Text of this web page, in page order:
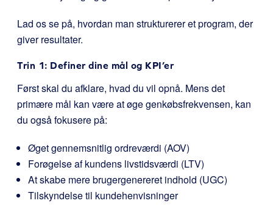
Lad os se på, hvordan man strukturerer et program, der
giver resultater.
Trin 1: Definer dine mål og KPI’er
Først skal du afklare, hvad du vil opnå. Mens det
primære mål kan være at øge genkøbsfrekvensen, kan
du også fokusere på:
Øget gennemsnitlig ordreværdi (AOV)
Forøgelse af kundens livstidsværdi (LTV)
At skabe mere brugergenereret indhold (UGC)
Tilskyndelse til kundehenvisninger